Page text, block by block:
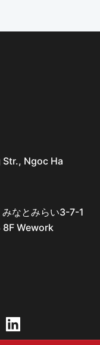
Ngoc Ha
なとみらい3-7-1
8F Wework